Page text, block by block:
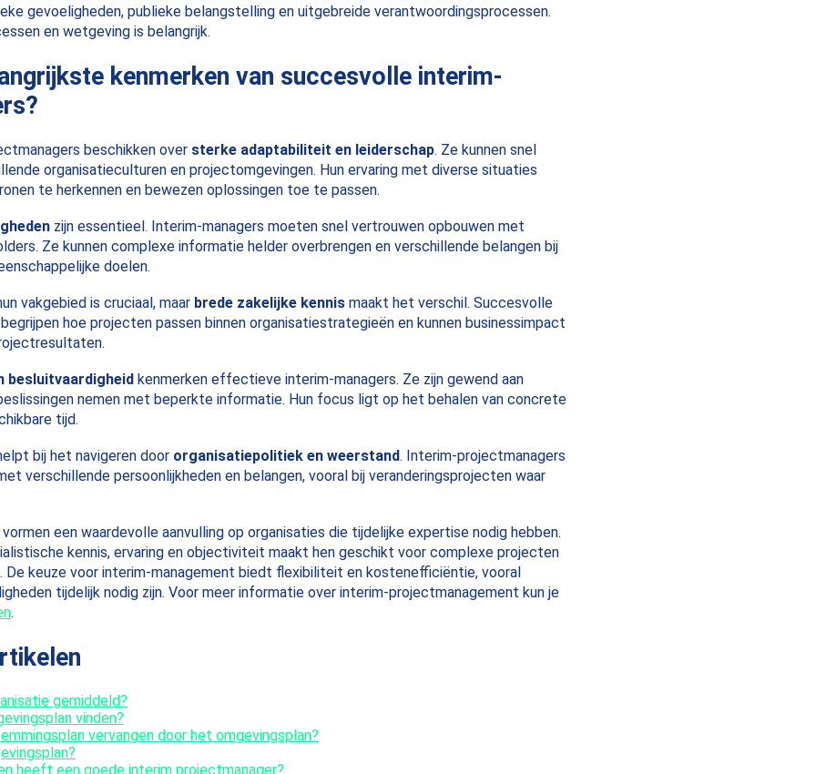
gevoeligheden, publieke belangstelling en uitgebreide verantwoordingsprocessen.
en wetgeving is belangrijk.
kenmerken van succesvolle interim-
beschikken over sterke adaptabiliteit en leiderschap. Ze kunnen snel
organisatieculturen en projectomgevingen. Hun ervaring met diverse situaties
te herkennen en bewezen oplossingen toe te passen.
zijn essentieel. Interim-managers moeten snel vertrouwen opbouwen met
Ze kunnen complexe informatie helder overbrengen en verschillende belangen bij
doelen.
vakgebied is cruciaal, maar brede zakelijke kennis maakt het verschil. Succesvolle
hoe projecten passen binnen organisatiestrategieën en kunnen businessimpact
besluitvaardigheid kenmerken effectieve interim-managers. Ze zijn gewend aan
nemen met beperkte informatie. Hun focus ligt op het behalen van concrete
tijd.
bij het navigeren door organisatiepolitiek en weerstand. Interim-projectmanagers
verschillende persoonlijkheden en belangen, vooral bij veranderingsprojecten waar
een waardevolle aanvulling op organisaties die tijdelijke expertise nodig hebben.
kennis, ervaring en objectiviteit maakt hen geschikt voor complexe projecten
De keuze voor interim-management biedt flexibiliteit en kostenefficiëntie, vooral
tijdelijk nodig zijn. Voor meer informatie over interim-projectmanagement kun je
.
gemiddeld?
vinden?
vervangen door het omgevingsplan?
heeft een goede interim projectmanager?